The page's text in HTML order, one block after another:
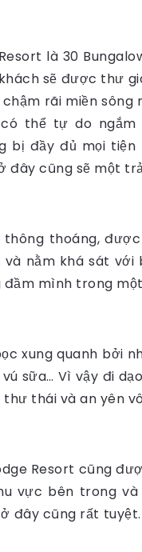
là 30
sẽ được thư
rãi miền
thể tự do
bị đầy đủ mọi
đây cũng sẽ một
thoáng,
nằm khá sát với
mình trong
xung quanh bởi
sữa… Vì vậy đi
thái và an yên
Resort cũng
vực bên trong
đây cũng rất